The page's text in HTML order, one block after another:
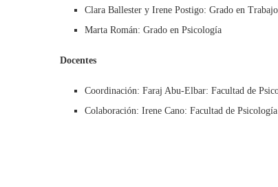
Clara Ballester y Irene Postigo: Grado en
Marta Román: Grado en Psicología
Docentes
Coordinación: Faraj Abu-Elbar: Facultad de
Colaboración: Irene Cano: Facultad de